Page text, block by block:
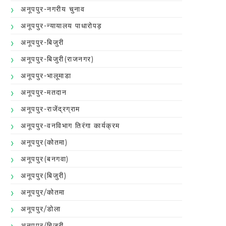
अनूपपुर-नगरीय चुनाव
अनूपपुर-न्यायालय पाधारोपड़
अनूपपुर-बिजुरी
अनूपपुर-बिजुरी(राजनगर)
अनूपपुर-भालूमाडा
अनूपपुर-मतदान
अनूपपुर-राजेंद्रग्राम
अनूपपुर-वनविभाग तिरंगा कार्यक्रम
अनूपपुर(कोतमा)
अनूपपुर(बनगवा)
अनूपपुर(बिजुरी)
अनूपपुर/कोतमा
अनूपपुर/डोला